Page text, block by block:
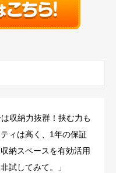
収納力抜群！挟む力も
ィは高く、1年の保証
納スペースを有効活用
試してみて。」